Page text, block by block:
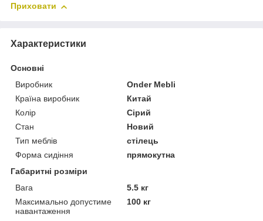
Приховати
Характеристики
Основні
Виробник
Onder Mebli
Країна виробник
Китай
Колір
Сірий
Стан
Новий
Тип меблів
стілець
Форма сидіння
прямокутна
Габаритні розміри
Вага
5.5 кг
Максимально допустиме
навантаження
100 кг